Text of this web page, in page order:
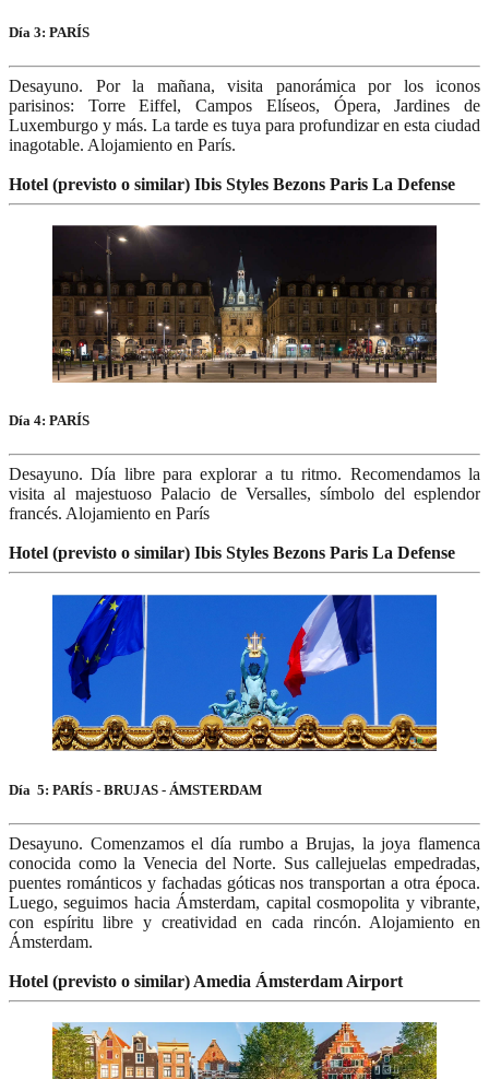
Día 3: PARÍS
Desayuno. Por la mañana, visita panorámica por los iconos
parisinos: Torre Eiffel, Campos Elíseos, Ópera, Jardines de
Luxemburgo y más. La tarde es tuya para profundizar en esta ciudad
inagotable. Alojamiento en París.
Hotel (previsto o similar) Ibis Styles Bezons Paris La Defense
Día 4: PARÍS
Desayuno. Día libre para explorar a tu ritmo. Recomendamos la
visita al majestuoso Palacio de Versalles, símbolo del esplendor
francés. Alojamiento en París
Hotel (previsto o similar) Ibis Styles Bezons Paris La Defense
Día 5: PARÍS - BRUJAS - ÁMSTERDAM
Desayuno. Comenzamos el día rumbo a Brujas, la joya flamenca
conocida como la Venecia del Norte. Sus callejuelas empedradas,
puentes románticos y fachadas góticas nos transportan a otra época.
Luego, seguimos hacia Ámsterdam, capital cosmopolita y vibrante,
con espíritu libre y creatividad en cada rincón. Alojamiento en
Ámsterdam.
Hotel (previsto o similar) Amedia Ámsterdam Airport